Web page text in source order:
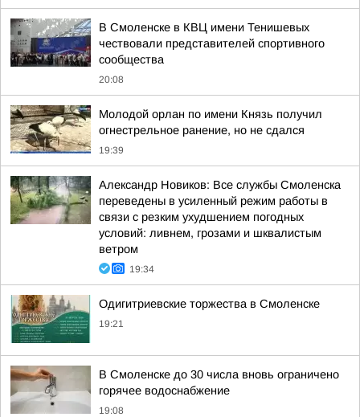
В Смоленске в КВЦ имени Тенишевых
чествовали представителей спортивного
сообщества
20:08
Молодой орлан по имени Князь получил
огнестрельное ранение, но не сдался
19:39
Александр Новиков: Все службы Смоленска
переведены в усиленный режим работы в
связи с резким ухудшением погодных
условий: ливнем, грозами и шквалистым
ветром
19:34
Одигитриевские торжества в Смоленске
19:21
В Смоленске до 30 числа вновь ограничено
горячее водоснабжение
19:08